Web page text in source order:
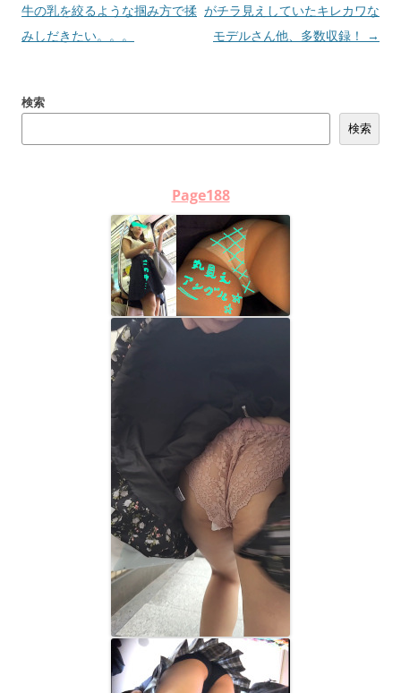
ナ
ビ
シ
牛の乳を絞るような掴み方で揉
みしだきたい。。。
がチラ見えしていたキレカワな
モデルさん他、多数収録！
→
検索
検索
Page188